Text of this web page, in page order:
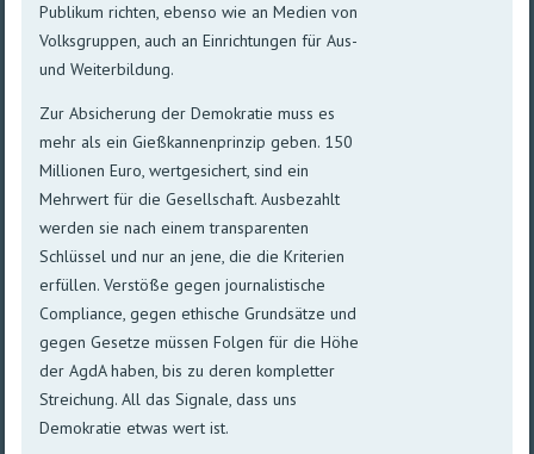
Publikum richten, ebenso wie an Medien von
Volksgruppen, auch an Einrichtungen für Aus-
und Weiterbildung.
Zur Absicherung der Demokratie muss es
mehr als ein Gießkannenprinzip geben. 150
Millionen Euro, wertgesichert, sind ein
Mehrwert für die Gesellschaft. Ausbezahlt
werden sie nach einem transparenten
Schlüssel und nur an jene, die die Kriterien
erfüllen. Verstöße gegen journalistische
Compliance, gegen ethische Grundsätze und
gegen Gesetze müssen Folgen für die Höhe
der AgdA haben, bis zu deren kompletter
Streichung. All das Signale, dass uns
Demokratie etwas wert ist.